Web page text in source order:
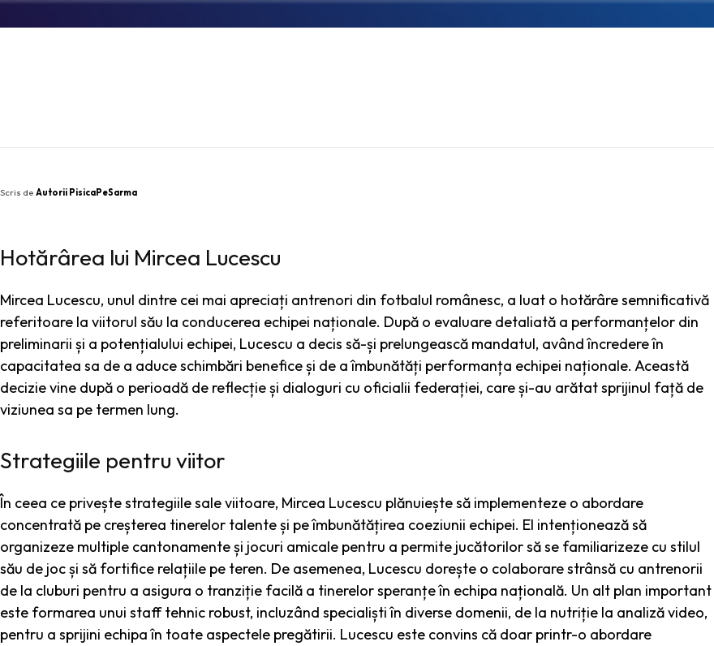
Scris de Autorii PisicaPeSarma
Hotărârea lui Mircea Lucescu
Mircea Lucescu, unul dintre cei mai apreciați antrenori din fotbalul românesc, a luat o hotărâre semnificativă
referitoare la viitorul său la conducerea echipei naționale. După o evaluare detaliată a performanțelor din
preliminarii și a potențialului echipei, Lucescu a decis să-și prelungească mandatul, având încredere în
capacitatea sa de a aduce schimbări benefice și de a îmbunătăți performanța echipei naționale. Această
decizie vine după o perioadă de reflecție și dialoguri cu oficialii federației, care și-au arătat sprijinul față de
viziunea sa pe termen lung.
Strategiile pentru viitor
În ceea ce privește strategiile sale viitoare, Mircea Lucescu plănuiește să implementeze o abordare
concentrată pe creșterea tinerelor talente și pe îmbunătățirea coeziunii echipei. El intenționează să
organizeze multiple cantonamente și jocuri amicale pentru a permite jucătorilor să se familiarizeze cu stilul
său de joc și să fortifice relațiile pe teren. De asemenea, Lucescu dorește o colaborare strânsă cu antrenorii
de la cluburi pentru a asigura o tranziție facilă a tinerelor speranțe în echipa națională. Un alt plan important
este formarea unui staff tehnic robust, incluzând specialiști în diverse domenii, de la nutriție la analiză video,
pentru a sprijini echipa în toate aspectele pregătirii. Lucescu este convins că doar printr-o abordare